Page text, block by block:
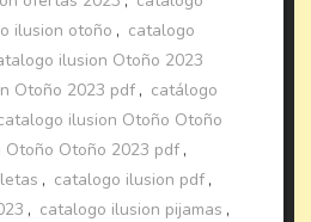
ilusion otoño , catalogo
ilusion Otoño 2023
Otoño 2023 pdf , catálogo
ilusion Otoño Otoño
Otoño Otoño 2023 pdf ,
, catalogo ilusion pdf ,
, catalogo ilusion pijamas ,